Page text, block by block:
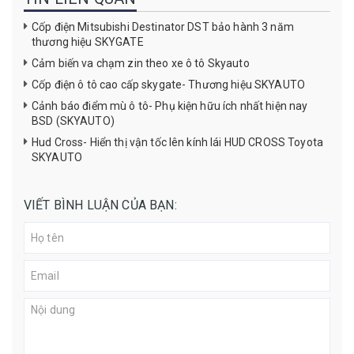
Cốp điện Mitsubishi Destinator DST bảo hành 3 năm
thương hiệu SKYGATE
Cảm biến va chạm zin theo xe ô tô Skyauto
Cốp điện ô tô cao cấp skygate- Thương hiệu SKYAUTO
Cảnh báo điểm mù ô tô- Phụ kiện hữu ích nhất hiện nay
BSD (SKYAUTO)
Hud Cross- Hiển thị vận tốc lên kính lái HUD CROSS Toyota
SKYAUTO
VIẾT BÌNH LUẬN CỦA BẠN: